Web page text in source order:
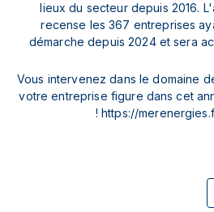
lieux du secteur depuis 2016.
recense les 367 entreprises
démarche depuis 2024 et sera
Vous intervenez dans le domaine
votre entreprise figure dans cet
! https://